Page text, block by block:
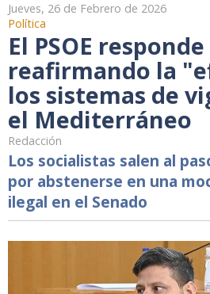
Jueves, 26 de Febrero de 2026
Política
El PSOE responde
reafirmando la
los sistemas de
el Mediterráneo
Redacción
Los socialistas salen al
por abstenerse en una
ilegal en el Senado